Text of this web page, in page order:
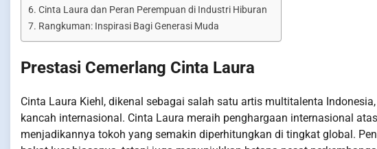
Cinta Laura dan Peran Perempuan di Industri Hiburan
Rangkuman: Inspirasi Bagi Generasi Muda
Prestasi Cemerlang Cinta Laura
Cinta Laura Kiehl, dikenal sebagai salah satu artis multitalenta
kancah internasional. Cinta Laura meraih penghargaan internasional
menjadikannya tokoh yang semakin diperhitungkan di tingkat global.